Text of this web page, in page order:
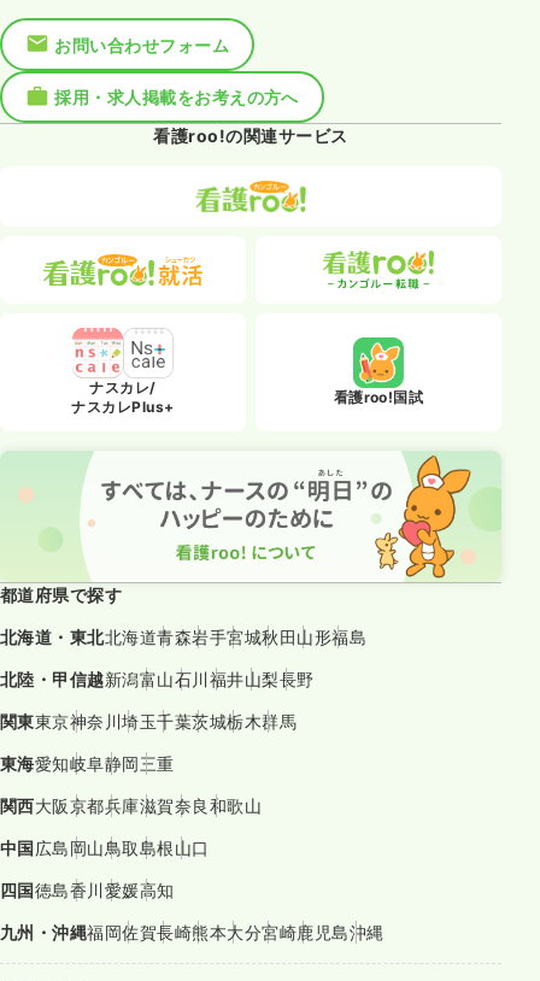
お問い合わせフォーム
採用・求人掲載をお考えの方へ
看護roo!の関連サービス
ナスカレ/
ナスカレPlus+
看護roo!国試
都道府県で探す
北海道・東北北海道青森岩手宮城秋田山形福島
北陸・甲信越新潟富山石川福井山梨長野
関東東京神奈川埼玉千葉茨城栃木群馬
東海愛知岐阜静岡三重
関西大阪京都兵庫滋賀奈良和歌山
中国広島岡山鳥取島根山口
四国徳島香川愛媛高知
九州・沖縄福岡佐賀長崎熊本大分宮崎鹿児島沖縄